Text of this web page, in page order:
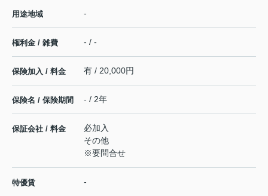
用途地域 -
権利金 / 雑費 - / -
保険加入 / 料金 有 / 20,000円
保険名 / 保険期間 - / 2年
保証会社 / 料金
必加入
その他
※要問合せ
特優賃 -